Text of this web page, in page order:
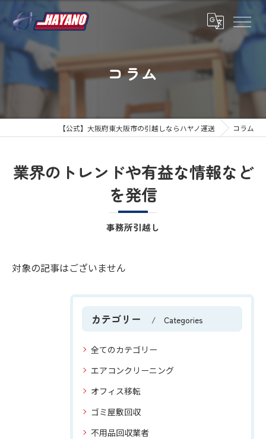
コラム
【公式】大阪府東大阪市の引越しならハヤノ運送 コラム
業界のトレンドや有益な情報など
を発信
事務所引越し
対象の記事はございません
カテゴリー Categories
全てのカテゴリー
エアコンクリーニング
オフィス移転
ゴミ屋敷回収
不用品回収業者